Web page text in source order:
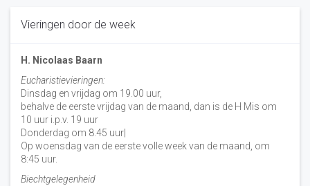
Vieringen door de week
H. Nicolaas Baarn
Eucharistievieringen:
Dinsdag en vrijdag om 19.00 uur,
behalve de eerste vrijdag van de maand, dan is de H Mis om
10 uur i.p.v. 19 uur
Donderdag om 8.45 uur|
Op woensdag van de eerste volle week van de maand, om
8:45 uur.
Biechtgelegenheid